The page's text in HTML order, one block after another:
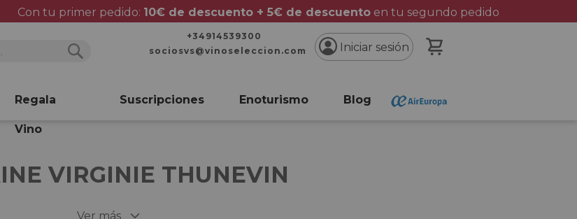
Con tu primer pedido: 10€ de descuento + 5€ de descuentoen tu segundo pedido
+34914539300
sociosvs@vinoseleccion.com
Iniciar sesión
Regala
Vino
Suscripciones Enoturismo Blog
VIRGINIE THUNEVIN
Ver más